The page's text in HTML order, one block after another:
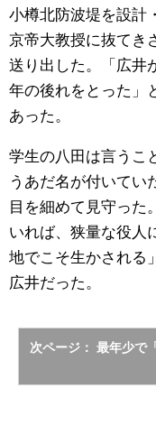
小樽北防波堤を設計
京帝大教授に抜てき
送り出した。「広井
年の後れをとった」
あった。
学生の八田は言うこ
うあだ名が付いてい
目を細めて見守った
いれば、狭量な役人
地でこそ生かされる
広井だった。
次ページ： 最年少で